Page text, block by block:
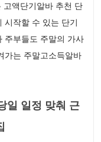
고액단기알바 추천 단
시작할 수 있는 단기
주부들도 주말의 가사
가는 주말고소득알바
일 일정 맞춰 근